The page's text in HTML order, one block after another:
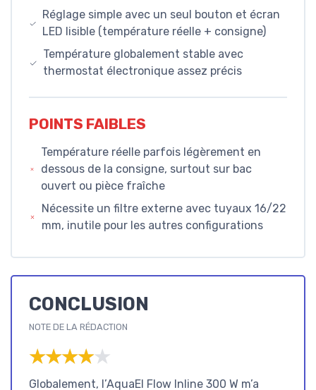
Réglage simple avec un seul bouton et écran
LED lisible (température réelle + consigne)
Température globalement stable avec
thermostat électronique assez précis
POINTS FAIBLES
Température réelle parfois légèrement en
dessous de la consigne, surtout sur bac
ouvert ou pièce fraîche
Nécessite un filtre externe avec tuyaux 16/22
mm, inutile pour les autres configurations
CONCLUSION
NOTE DE LA RÉDACTION
★★★★★
★★★★★
Globalement, l’AquaEl Flow Inline 300 W m’a